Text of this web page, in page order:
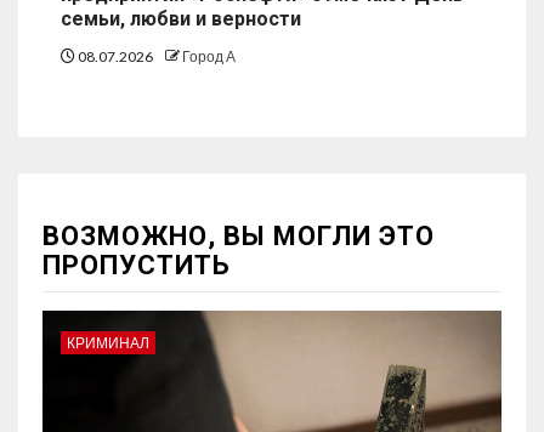
семьи, любви и верности
08.07.2026 Город А
ВОЗМОЖНО, ВЫ МОГЛИ ЭТО
ПРОПУСТИТЬ
КРИМИНАЛ